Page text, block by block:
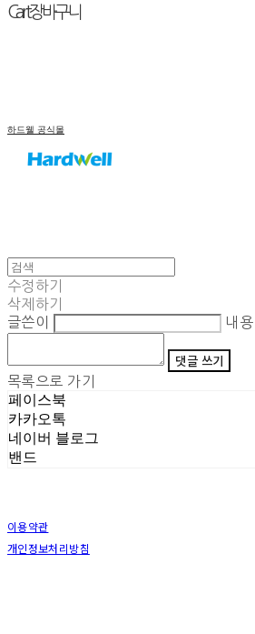
Cart장바구니
하드웰 공식몰
수정하기
삭제하기
글쓴이
내용
댓글 쓰기
목록으로 가기
페이스북
카카오톡
네이버 블로그
밴드
이용약관
개인정보처리방침